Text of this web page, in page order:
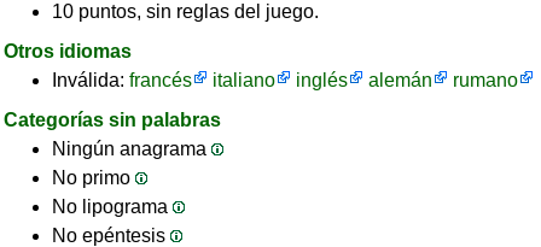
10 puntos, sin reglas del juego.
Otros idiomas
Inválida: francés italiano inglés alemán
rumano
Categorías sin palabras
Ningún anagrama
No primo
No lipograma
No epéntesis